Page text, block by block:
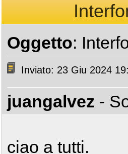
Oggetto:
Inviato: 23 Giu 2024
juangalvez -
ciao a tutti.